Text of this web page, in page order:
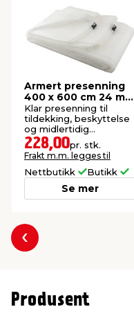
Armert presenning
400 x 600 cm 24 m² -
Garden®
Klar presenning til
tildekking, beskyttelse
og midlertidig
overdekking. 24 m².
228,00pr. stk.
Frakt m.m. legges til
Nettbutikk Butikk
Se mer
Forrige
Produsent